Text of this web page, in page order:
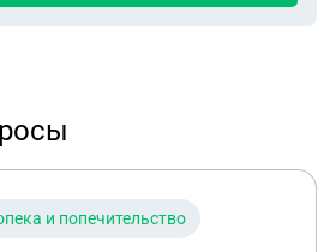
и попечительство